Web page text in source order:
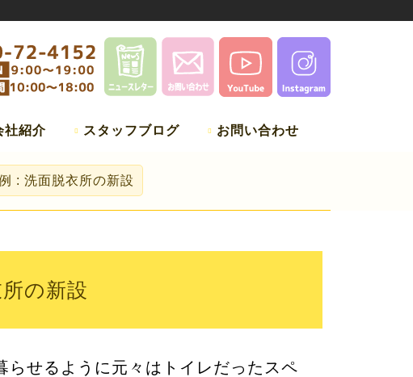
社紹介 スタッフブログ お問い合わせ
: 洗面脱衣所の新設
の新設
せるように元々はトイレだったスペ